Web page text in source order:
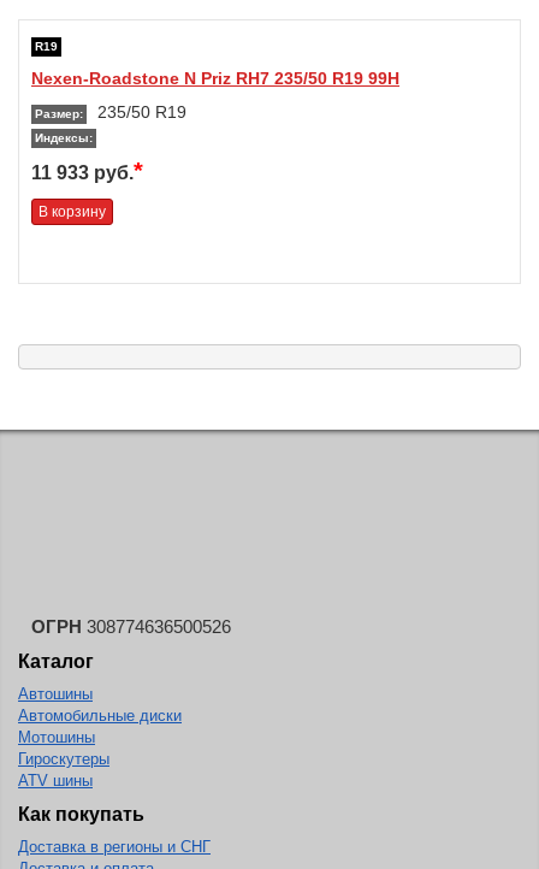
R19
Nexen-Roadstone N Priz RH7 235/50 R19 99H
Размер: 235/50 R19
Индексы:
11 933 руб.*
В корзину
ОГРН 308774636500526
Каталог
Автошины
Автомобильные диски
Мотошины
Гироскутеры
ATV шины
Как покупать
Доставка в регионы и СНГ